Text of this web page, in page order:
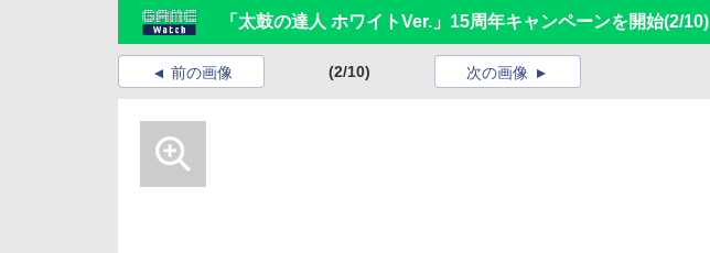
「太鼓の達人 ホワイトVer.」15周年キャンペーンを開始(2/10)
前の画像 (2/10) 次の画像